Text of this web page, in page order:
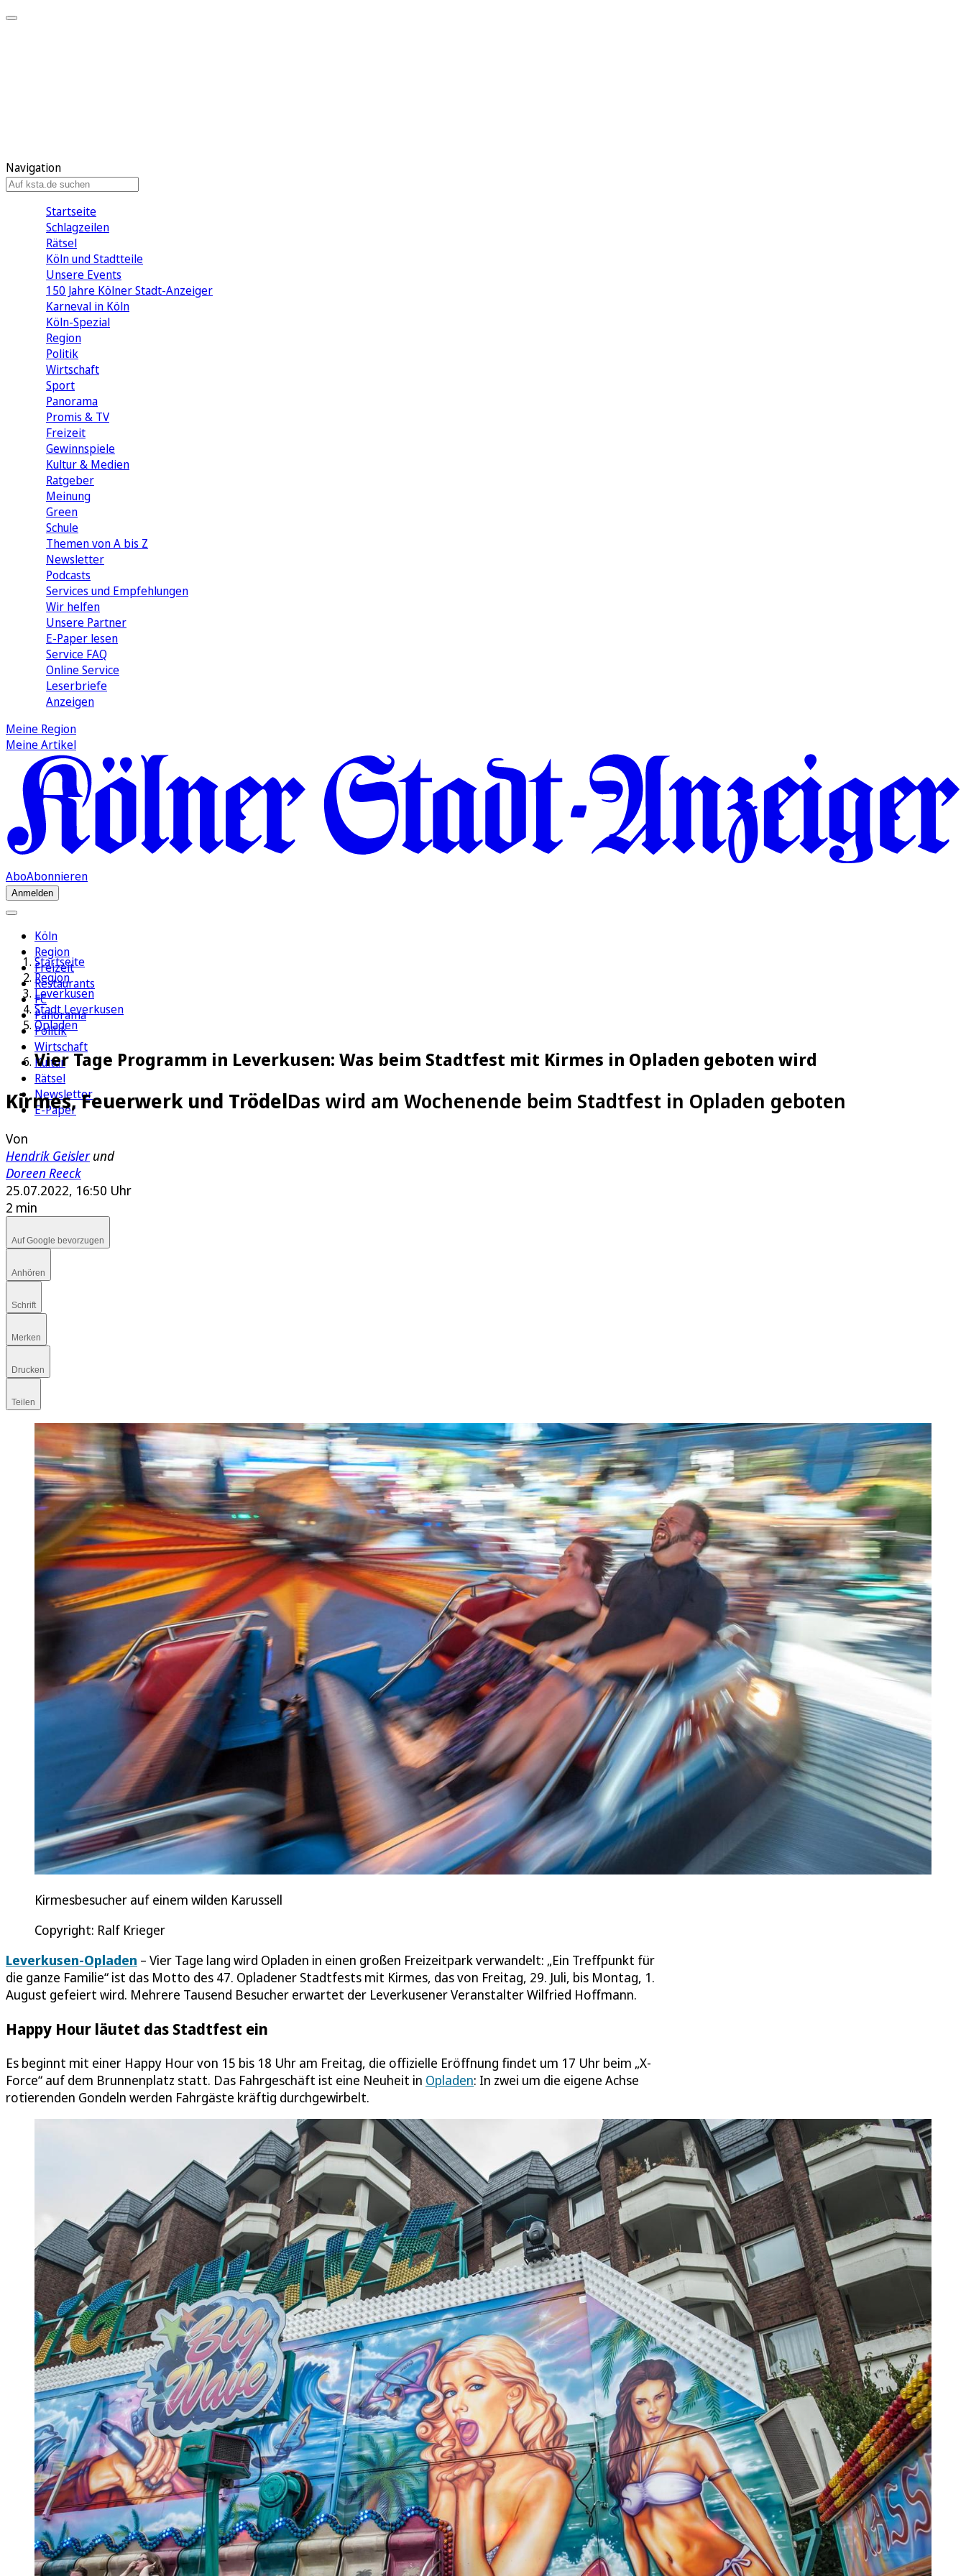
Navigation
Startseite
Schlagzeilen
Rätsel
Köln und Stadtteile
Unsere Events
150 Jahre Kölner Stadt-Anzeiger
Karneval in Köln
Köln-Spezial
Region
Politik
Wirtschaft
Sport
Panorama
Promis & TV
Freizeit
Gewinnspiele
Kultur & Medien
Ratgeber
Meinung
Green
Schule
Themen von A bis Z
Newsletter
Podcasts
Services und Empfehlungen
Wir helfen
Unsere Partner
E-Paper lesen
Service FAQ
Online Service
Leserbriefe
Anzeigen
Meine Region
Meine Artikel
AboAbonnieren
Anmelden
Köln
Region
Freizeit
Restaurants
FC
Panorama
Politik
Wirtschaft
Kultur
Rätsel
Newsletter
E-Paper
Startseite
Region
Leverkusen
Stadt Leverkusen
Opladen
Vier Tage Programm in Leverkusen: Was beim Stadtfest mit Kirmes in Opladen geboten wird
Kirmes, Feuerwerk und TrödelDas wird am Wochenende beim Stadtfest in Opladen geboten
Von
Hendrik Geislerund
Doreen Reeck
25.07.2022, 16:50 Uhr
2 min
Auf Google bevorzugen
Anhören
Schrift
Merken
Drucken
Teilen
Kirmesbesucher auf einem wilden Karussell
Copyright: Ralf Krieger
Leverkusen-Opladen – Vier Tage lang wird Opladen in einen großen Freizeitpark verwandelt: „Ein Treffpunkt für
die ganze Familie“ ist das Motto des 47. Opladener Stadtfests mit Kirmes, das von Freitag, 29. Juli, bis Montag, 1.
August gefeiert wird. Mehrere Tausend Besucher erwartet der Leverkusener Veranstalter Wilfried Hoffmann.
Happy Hour läutet das Stadtfest ein
Es beginnt mit einer Happy Hour von 15 bis 18 Uhr am Freitag, die offizielle Eröffnung findet um 17 Uhr beim „X-
Force“ auf dem Brunnenplatz statt. Das Fahrgeschäft ist eine Neuheit in Opladen: In zwei um die eigene Achse
rotierenden Gondeln werden Fahrgäste kräftig durchgewirbelt.